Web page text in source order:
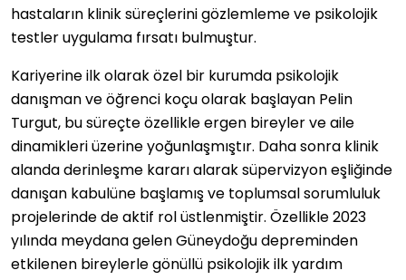
hastaların klinik süreçlerini gözlemleme ve psikolojik
testler uygulama fırsatı bulmuştur.
Kariyerine ilk olarak özel bir kurumda psikolojik
danışman ve öğrenci koçu olarak başlayan Pelin
Turgut, bu süreçte özellikle ergen bireyler ve aile
dinamikleri üzerine yoğunlaşmıştır. Daha sonra klinik
alanda derinleşme kararı alarak süpervizyon eşliğinde
danışan kabulüne başlamış ve toplumsal sorumluluk
projelerinde de aktif rol üstlenmiştir. Özellikle 2023
yılında meydana gelen Güneydoğu depreminden
etkilenen bireylerle gönüllü psikolojik ilk yardım